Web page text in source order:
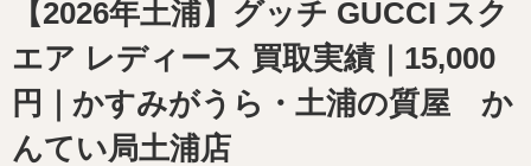
【2026年土浦】グッチ GUCCI スク
エア レディース 買取実績｜15,000
円｜かすみがうら・土浦の質屋 か
んてい局土浦店